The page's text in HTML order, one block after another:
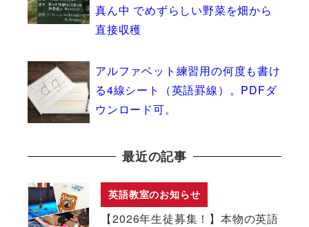
真ん中 でめずらしい野菜を畑から
直接収穫
アルファベット練習用の何度も書け
る4線シート（英語罫線）。PDFダ
ウンロード可。
最近の記事
英語教室のお知らせ
【2026年生徒募集！】本物の英語